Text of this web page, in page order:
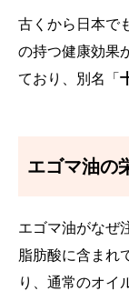
古くから日本で
の持つ健康効果
ており、別名「
エゴマ油の
エゴマ油がなぜ
脂肪酸に含まれ
り、通常のオイ